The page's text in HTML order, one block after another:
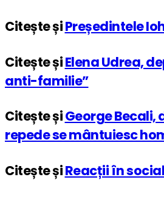
Citește șiPreședintele
Citește șiElena Udrea,
anti-familie”
Citește șiGeorge
repede se mântuiesc
Citește șiReacții în